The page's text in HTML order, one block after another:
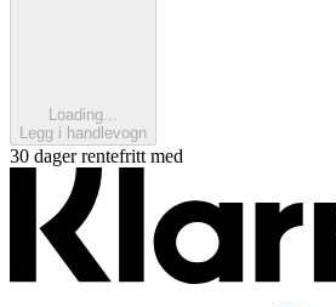
Loading...
Legg i handlevogn
30 dager rentefritt med